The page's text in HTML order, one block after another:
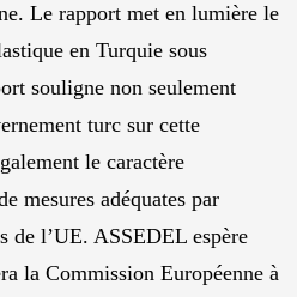
Le rapport met en lumière le
en Turquie sous
souligne non seulement
turc sur cette
le caractère
mesures adéquates par
de l’UE. ASSEDEL espère
la Commission Européenne à